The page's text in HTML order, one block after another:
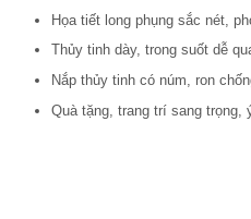
Họa tiết long phụng sắc nét,
Thủy tinh dày, trong suốt dễ
Nắp thủy tinh có núm, ron
Quà tặng, trang trí sang trọng,